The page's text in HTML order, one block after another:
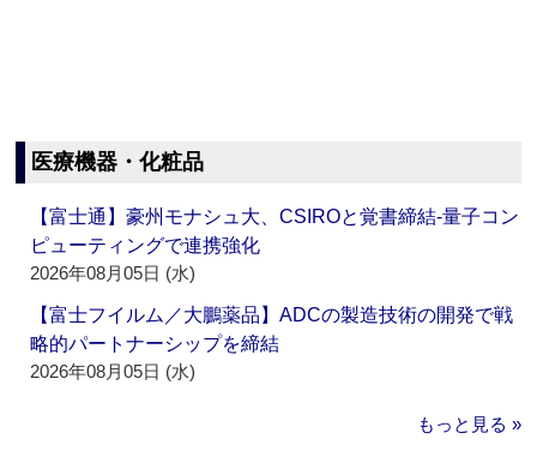
医療機器・化粧品
【富士通】豪州モナシュ大、CSIROと覚書締結‐量子コン
ピューティングで連携強化
2026年08月05日 (水)
【富士フイルム／大鵬薬品】ADCの製造技術の開発で戦
略的パートナーシップを締結
2026年08月05日 (水)
もっと見る »